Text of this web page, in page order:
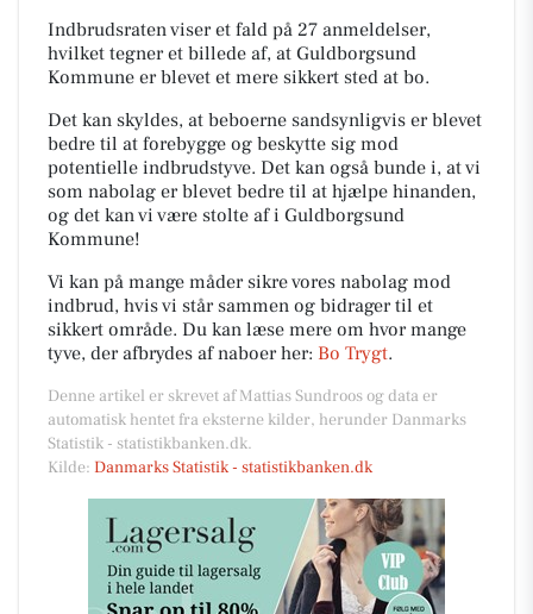
Indbrudsraten viser et fald på 27 anmeldelser,
hvilket tegner et billede af, at Guldborgsund
Kommune er blevet et mere sikkert sted at bo.
Det kan skyldes, at beboerne sandsynligvis er blevet
bedre til at forebygge og beskytte sig mod
potentielle indbrudstyve. Det kan også bunde i, at vi
som nabolag er blevet bedre til at hjælpe hinanden,
og det kan vi være stolte af i Guldborgsund
Kommune!
Vi kan på mange måder sikre vores nabolag mod
indbrud, hvis vi står sammen og bidrager til et
sikkert område. Du kan læse mere om hvor mange
tyve, der afbrydes af naboer her: Bo Trygt.
Denne artikel er skrevet af Mattias Sundroos og data er
automatisk hentet fra eksterne kilder, herunder Danmarks
Statistik - statistikbanken.dk.
Kilde: Danmarks Statistik - statistikbanken.dk